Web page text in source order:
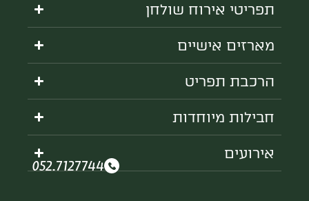
תפריטי אירוח שולחן
מארזים אישיים
הרכבת תפריט
חבילות מיוחדות
אירועים
052.7127744